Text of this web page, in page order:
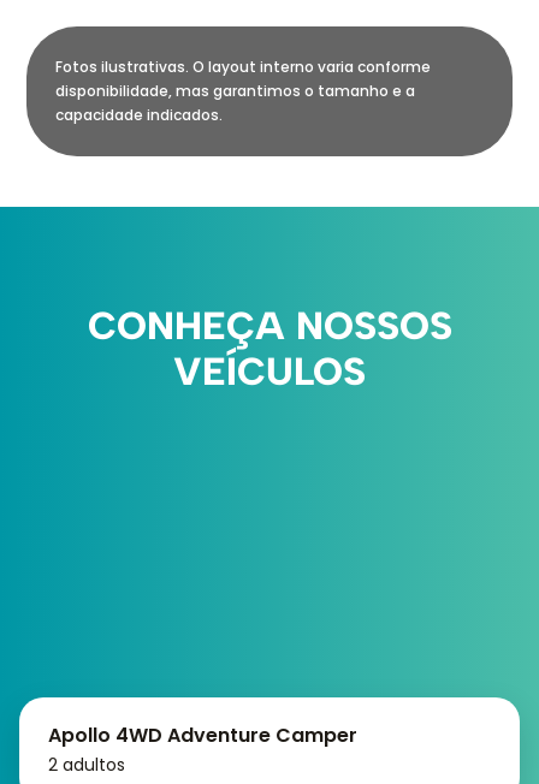
Fotos ilustrativas. O layout interno varia conforme
disponibilidade, mas garantimos o tamanho e a
capacidade indicados.
CONHEÇA NOSSOS
VEÍCULOS
Apollo 4WD Adventure Camper
2 adultos